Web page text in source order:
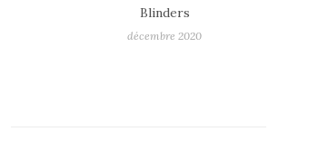
Blinders
décembre 2020